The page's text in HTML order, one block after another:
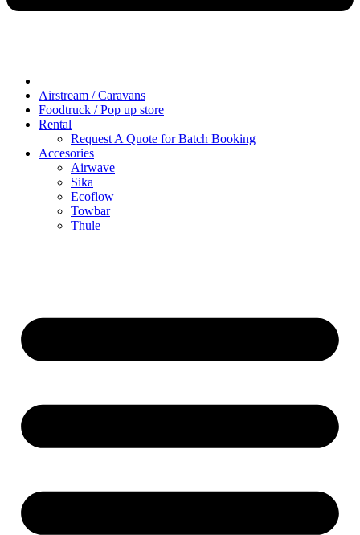
Airstream / Caravans
Foodtruck / Pop up store
Rental
Request A Quote for Batch Booking
Accesories
Airwave
Sika
Ecoflow
Towbar
Thule